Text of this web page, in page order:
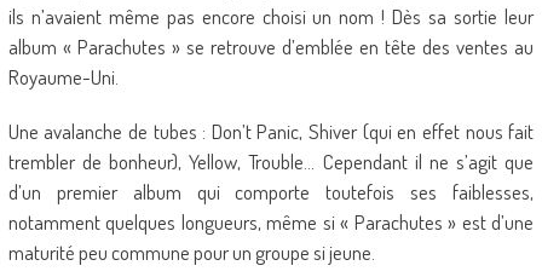
ils n’avaient même pas encore choisi un nom ! Dès sa sortie leur
album « Parachutes » se retrouve d’emblée en tête des ventes au
Royaume-Uni.
Une avalanche de tubes : Don’t Panic, Shiver (qui en effet nous fait
trembler de bonheur), Yellow, Trouble… Cependant il ne s’agit que
d’un premier album qui comporte toutefois ses faiblesses,
notamment quelques longueurs, même si « Parachutes » est d’une
maturité peu commune pour un groupe si jeune.